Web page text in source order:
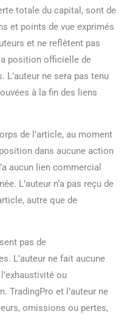
totale du capital, sont de
et points de vue exprimés
et ne reflètent pas
position officielle de
L’auteur ne sera pas tenu
à la fin des liens
de l’article, au moment
position dans aucune action
aucun lien commercial
L’auteur n’a pas reçu de
autre que de
pas de
L’auteur ne fait aucune
ou
TradingPro et l’auteur ne
omissions ou pertes,